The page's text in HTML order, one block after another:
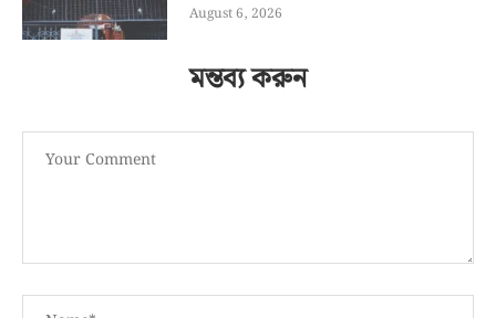
August 6, 2026
মন্তব্য করুন